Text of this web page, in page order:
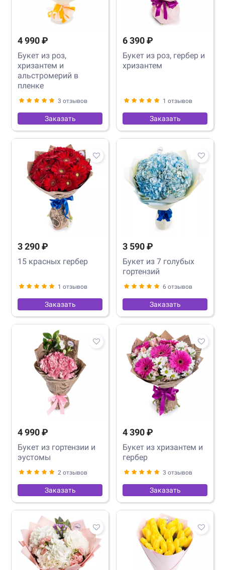
4 990 ₽
Букет из роз,
хризантем и
альстромерий в
пленке
3 отзывов
Заказать
6 390 ₽
Букет из роз, гербер и
хризантем
1 отзывов
Заказать
3 290 ₽
15 красных гербер
1 отзывов
Заказать
3 590 ₽
Букет из 7 голубых
гортензий
6 отзывов
Заказать
4 990 ₽
Букет из гортензии и
эустомы
2 отзывов
Заказать
4 390 ₽
Букет из хризантем и
гербер
3 отзывов
Заказать